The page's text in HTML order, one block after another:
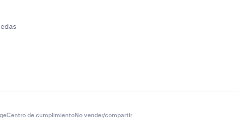
Centro de cumplimientoNo vender/compartir